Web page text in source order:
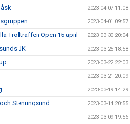
2023-04-07 11:08
2023-04-01 09:57
Trollträffen Open 15 april 2023-03-30 20:04
JK 2023-03-25 18:58
2023-03-22 22:03
2023-03-21 20:09
2023-03-19 14:29
Stenungsund 2023-03-14 20:55
2023-03-09 19:56